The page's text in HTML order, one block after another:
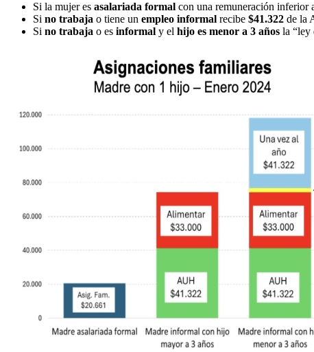
Si la mujer es asalariada formal con una remuneración inferior
Si no trabaja o tiene un empleo informal recibe $41.322 de la
Si no trabaja o es informal y el hijo es menor a 3 años la “ley